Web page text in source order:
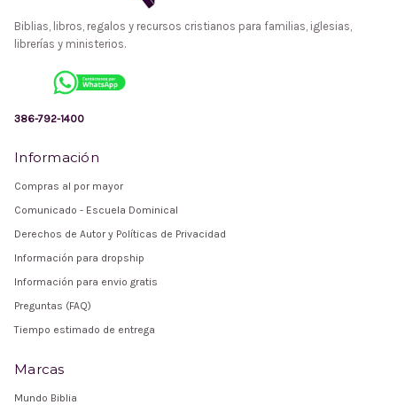
Biblias, libros, regalos y recursos cristianos para familias, iglesias,
librerías y ministerios.
386-792-1400
Información
Compras al por mayor
Comunicado - Escuela Dominical
Derechos de Autor y Políticas de Privacidad
Información para dropship
Información para envio gratis
Preguntas (FAQ)
Tiempo estimado de entrega
Marcas
Mundo Biblia